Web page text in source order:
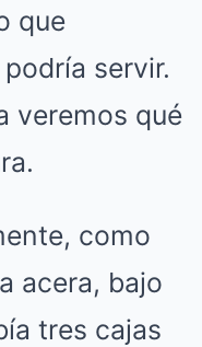
que
servir.
veremos qué
como
acera, bajo
tres cajas